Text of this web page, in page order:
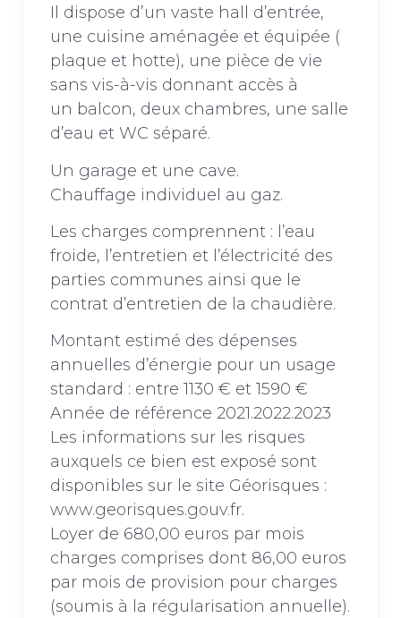
Il dispose d’un vaste hall d’entrée,
une cuisine aménagée et équipée (
plaque et hotte), une pièce de vie
sans vis-à-vis donnant accès à
un balcon, deux chambres, une salle
d’eau et WC séparé.
Un garage et une cave.
Chauffage individuel au gaz.
Les charges comprennent : l’eau
froide, l’entretien et l’électricité des
parties communes ainsi que le
contrat d’entretien de la chaudière.
Montant estimé des dépenses
annuelles d’énergie pour un usage
standard : entre 1130 € et 1590 €
Année de référence 2021.2022.2023
Les informations sur les risques
auxquels ce bien est exposé sont
disponibles sur le site Géorisques :
www.georisques.gouv.fr.
Loyer de 680,00 euros par mois
charges comprises dont 86,00 euros
par mois de provision pour charges
(soumis à la régularisation annuelle).